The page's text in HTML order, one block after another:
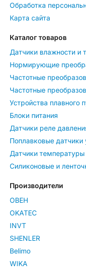
Обработка
Карта сайта
Каталог товаров
Датчики влажности и
Нормирующие
Частотные
Частотные
Устройства плавного
Блоки питания
Датчики реле
Поплавковые датчики
Датчики температуры
Силиконовые и
Производители
ОВЕН
OKATEC
INVT
SHENLER
Belimo
WIKA